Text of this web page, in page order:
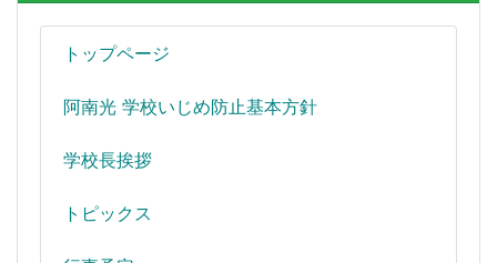
トップページ
阿南光 学校いじめ防止基本方針
学校長挨拶
トピックス